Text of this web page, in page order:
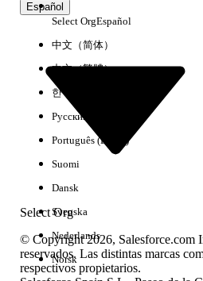
No hay
Español
Select Org
Select OrgEspañol
中文（简体）
中文（繁體）
한국어
Русский
Português (Brasil)
Suomi
Dansk
Svenska
Nederlands
Norsk
© Copyright 2026, Salesforce.com
reservados. Las distintas marcas
respectivos propietarios.